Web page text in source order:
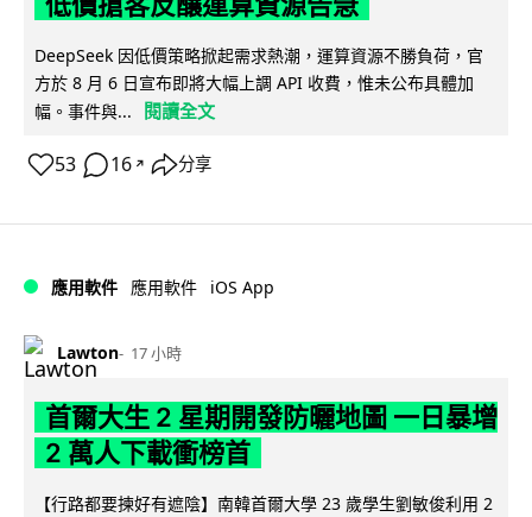
DeepSeek 因低價策略掀起需求熱潮，運算資源不勝負荷，官
方於 8 月 6 日宣布即將大幅上調 API 收費，惟未公布具體加
幅。事件與...
閱讀全文
53 16 ↗ 分享
應用軟件 應用軟件 iOS App
Lawton 17 小時
首爾大生 2 星期開發防曬地圖 一日暴增
2 萬人下載衝榜首
【行路都要揀好有遮陰】南韓首爾大學 23 歲學生劉敏俊利用 2